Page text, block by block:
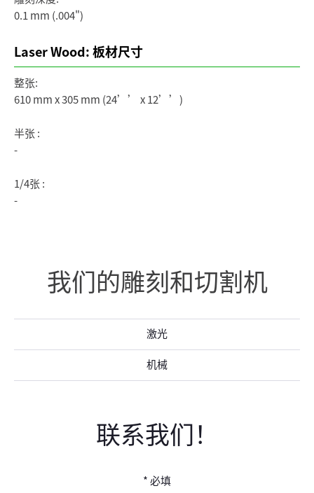
0.1 mm (.004")
Laser Wood: 板材尺寸
整张:
610 mm x 305 mm (24’’ x 12’’)
半张 :
-
1/4张 :
-
我们的雕刻和切割机
激光
机械
联系我们！
* 必填